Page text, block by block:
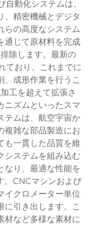
動化システムは、
、精密機械とデジタ
らの高度なシステム
通じて原材料を完成
除します。最新の
ており、これまでに
、成形作業を行うこ
工を超えて拡張さ
ニズムといったスマ
テムは、航空宇宙か
複雑な部品製造にお
も一貫した品質を維
システムを組み込む
なり、最適な性能を
。CNCマシンおよび
イクロメーター単位
に引き出します。こ
材など多様な素材に